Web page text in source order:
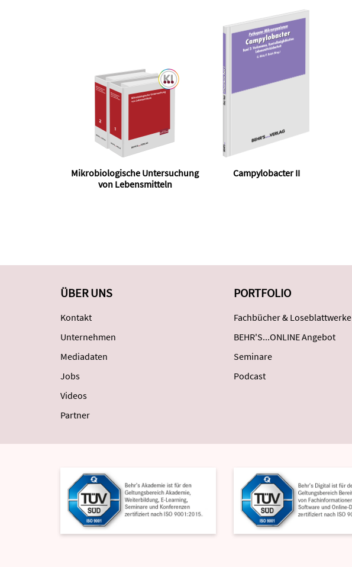
Mikrobiologische Untersuchung
von Lebensmitteln
Campylobacter II
ÜBER UNS
Kontakt
Unternehmen
Mediadaten
Jobs
Videos
Partner
PORTFOLIO
Fachbücher & Loseblattwerke
BEHR'S...ONLINE Angebot
Seminare
Podcast